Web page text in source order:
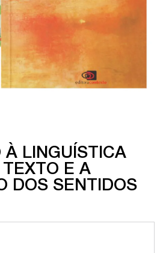
À LINGUÍSTICA
TEXTO E A
DOS SENTIDOS